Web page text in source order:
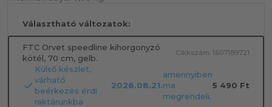
Választható változatok:
FTC Orvet speedline kihorgonyzó
kötél, 70 cm, gelb.
Cikkszám: 1607189721
Külső készlet,
várható
beérkezés érdi
raktárunkba
2026.08.21.
amennyiben
ma
megrendeli.
5 490 Ft